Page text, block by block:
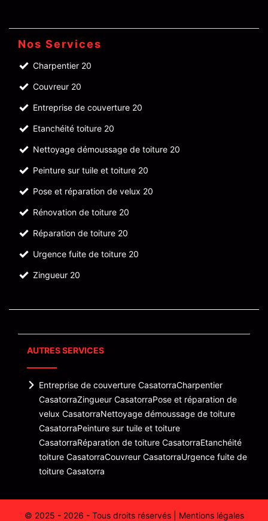
Nos Services
Charpentier 20
Couvreur 20
Entreprise de couverture 20
Etanchéité toiture 20
Nettoyage démoussage de toiture 20
Peinture sur tuile et toiture 20
Pose et réparation de velux 20
Rénovation de toiture 20
Réparation de toiture 20
Urgence fuite de toiture 20
Zingueur 20
AUTRES SERVICES
Entreprise de couverture CasatorraCharpentier
CasatorraZingueur CasatorraPose et réparation de
velux CasatorraNettoyage démoussage de toiture
CasatorraPeinture sur tuile et toiture
CasatorraRéparation de toiture CasatorraEtanchéité
toiture CasatorraCouvreur CasatorraUrgence fuite de
toiture Casatorra
© 2025 - 2026 - Tous droits réservés | Mentions légales